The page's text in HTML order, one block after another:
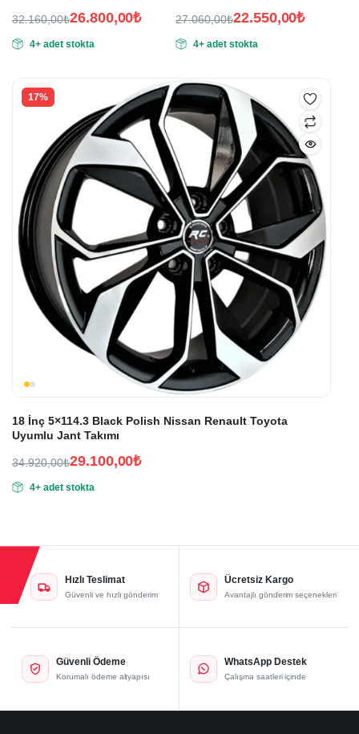
32.160,00₺
fiyat:
26.800,00₺
andaki
26.800,00₺.
4+ adet stokta
27.060,00₺
fiyat:
22.550,00₺
andaki
22.550,00₺.
4+ adet stokta
17%
18 İnç 5×114.3 Black Polish Nissan Renault Toyota
Uyumlu Jant Takımı
34.920,00₺
fiyat:
29.100,00₺
andaki
4+ adet stokta
Hızlı Teslimat
Güvenli ve hızlı gönderim
Ücretsiz Kargo
Avantajlı gönderim seçenekleri
Güvenli Ödeme
Korumalı ödeme altyapısı
WhatsApp Destek
Çalışma saatleri içinde